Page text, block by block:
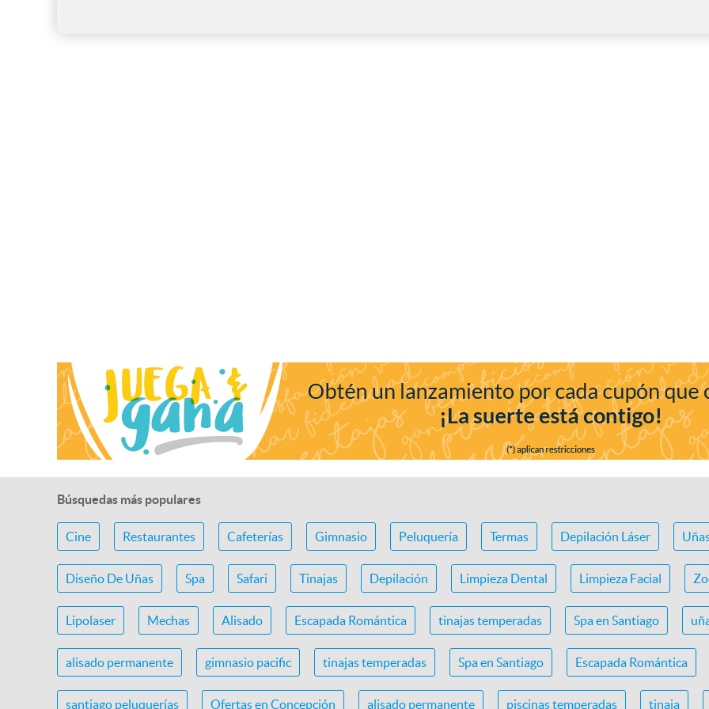
Búsquedas más populares
Cine Restaurantes Cafeterías Gimnasio Peluquería Termas Depilación Láser
Diseño De Uñas Spa Safari Tinajas Depilación Limpieza Dental Limpieza Facial
Lipolaser Mechas Alisado Escapada Romántica tinajas temperadas Spa en Santiago
alisado permanente gimnasio pacific tinajas temperadas Spa en Santiago Escapada Romántica
santiago peluquerías Ofertas en Concepción alisado permanente piscinas temperadas tinaja